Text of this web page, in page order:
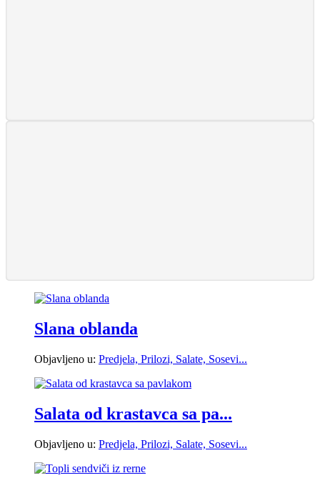
Slana oblanda
Objavljeno u: Predjela, Prilozi, Salate, Sosevi...
Salata od krastavca sa pa...
Objavljeno u: Predjela, Prilozi, Salate, Sosevi...